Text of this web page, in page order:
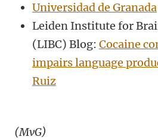
Universidad de Granada
Leiden Institute for
(LIBC) Blog: Cocaine
impairs language
Ruiz
(MvG)